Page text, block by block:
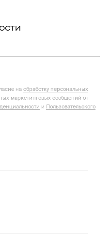
на обработку персональных
маркетинговых сообщений от
и Пользовательского